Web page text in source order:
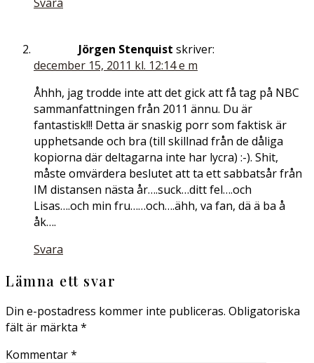
Jörgen Stenquist skriver:
december 15, 2011 kl. 12:14 e m
Åhhh, jag trodde inte att det gick att få tag på NBC
sammanfattningen från 2011 ännu. Du är
fantastisk!!! Detta är snaskig porr som faktisk är
upphetsande och bra (till skillnad från de dåliga
kopiorna där deltagarna inte har lycra) :-). Shit,
måste omvärdera beslutet att ta ett sabbatsår från
IM distansen nästa år….suck…ditt fel….och
Lisas….och min fru……och….ähh, va fan, dä ä ba å
åk….
Svara
Lämna ett svar
Din e-postadress kommer inte publiceras. Obligatoriska
fält är märkta *
Kommentar*